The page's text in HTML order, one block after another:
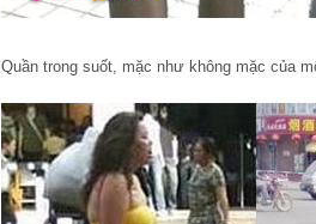
Quần trong suốt, mặc như không mặc của